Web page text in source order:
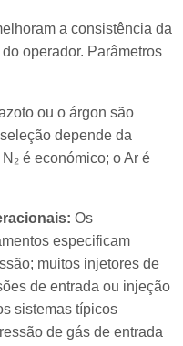
a consistência da
operador. Parâmetros
ou o árgon são
depende da
é económico; o Ar é
Os
especificam
muitos injetores de
de entrada ou injeção
sistemas típicos
de gás de entrada